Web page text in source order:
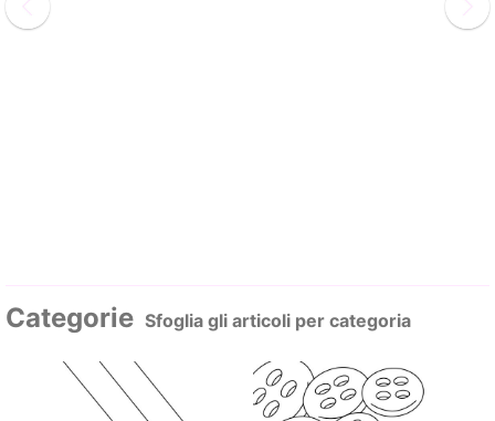
Categorie Sfoglia gli articoli per categoria